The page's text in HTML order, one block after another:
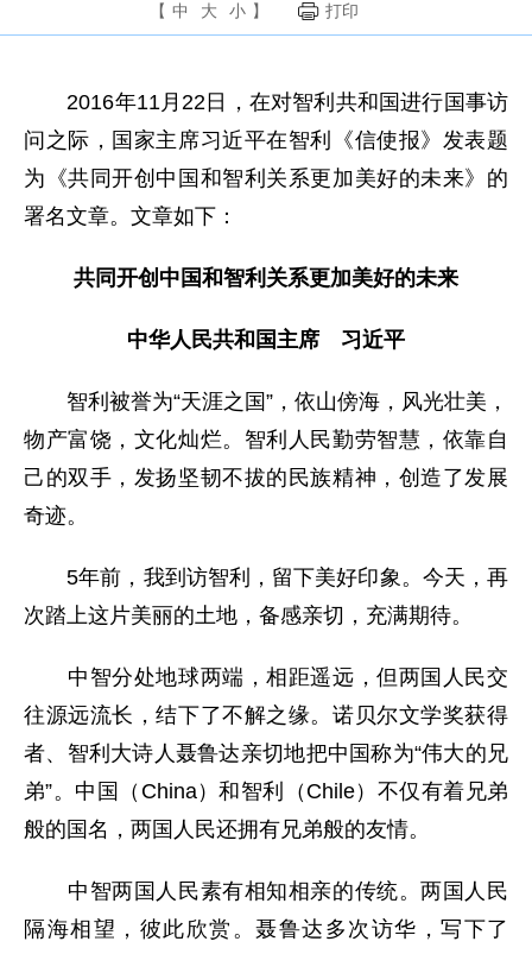
【 中 大 小 】 打印
2016年11月22日，在对智利共和国进行国事访
问之际，国家主席习近平在智利《信使报》发表题
为《共同开创中国和智利关系更加美好的未来》的
署名文章。文章如下：
共同开创中国和智利关系更加美好的未来
中华人民共和国主席 习近平
智利被誉为“天涯之国”，依山傍海，风光壮美，
物产富饶，文化灿烂。智利人民勤劳智慧，依靠自
己的双手，发扬坚韧不拔的民族精神，创造了发展
奇迹。
5年前，我到访智利，留下美好印象。今天，再
次踏上这片美丽的土地，备感亲切，充满期待。
中智分处地球两端，相距遥远，但两国人民交
往源远流长，结下了不解之缘。诺贝尔文学奖获得
者、智利大诗人聂鲁达亲切地把中国称为“伟大的兄
弟”。中国（China）和智利（Chile）不仅有着兄弟
般的国名，两国人民还拥有兄弟般的友情。
中智两国人民素有相知相亲的传统。两国人民
隔海相望，彼此欣赏。聂鲁达多次访华，写下了